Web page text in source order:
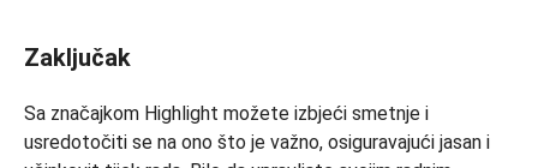
Zaključak
Sa značajkom Highlight možete izbjeći smetnje i
usredotočiti se na ono što je važno, osiguravajući jasan i